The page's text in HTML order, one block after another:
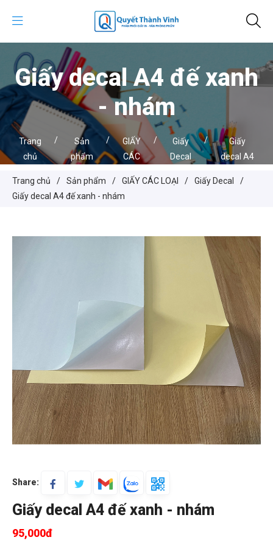
Giấy decal A4 đế xanh
- nhám
Trang
chủ
/
Sản
phẩm
/
GIẤY
CÁC
/
Giấy
Decal
/
Giấy
decal A4
- nhám
Trang chủ / Sản phẩm / GIẤY CÁC LOẠI / Giấy Decal
/
Giấy decal A4 đế xanh - nhám
Share:
Giấy decal A4 đế xanh - nhám
95,000đ